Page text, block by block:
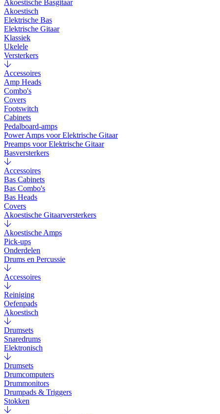
Akoestische Basgitaar
Akoestisch
Elektrische Bas
Elektrische Gitaar
Klassiek
Ukelele
Versterkers
Accessoires
Amp Heads
Combo's
Covers
Footswitch
Cabinets
Pedalboard-amps
Power Amps voor Elektrische Gitaar
Preamps voor Elektrische Gitaar
Basversterkers
Accessoires
Bas Cabinets
Bas Combo's
Bas Heads
Covers
Akoestische Gitaarversterkers
Akoestische Amps
Pick-ups
Onderdelen
Drums en Percussie
Accessoires
Reiniging
Oefenpads
Akoestisch
Drumsets
Snaredrums
Elektronisch
Drumsets
Drumcomputers
Drummonitors
Drumpads & Triggers
Stokken